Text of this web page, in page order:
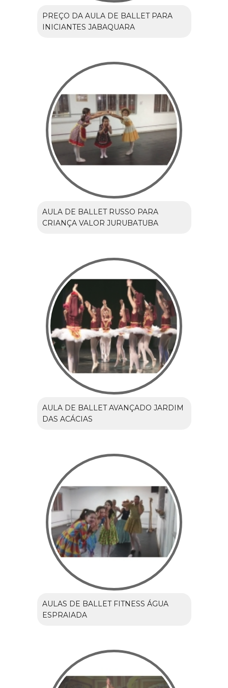
PREÇO DA AULA DE BALLET PARA
INICIANTES JABAQUARA
AULA DE BALLET RUSSO PARA
CRIANÇA VALOR JURUBATUBA
AULA DE BALLET AVANÇADO JARDIM
DAS ACÁCIAS
AULAS DE BALLET FITNESS ÁGUA
ESPRAIADA